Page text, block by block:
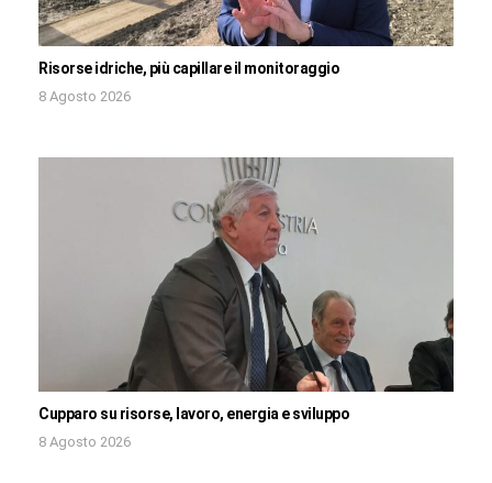
Risorse idriche, più capillare il monitoraggio
8 Agosto 2026
Cupparo su risorse, lavoro, energia e sviluppo
8 Agosto 2026